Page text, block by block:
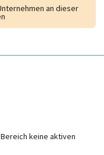
an dieser
keine aktiven